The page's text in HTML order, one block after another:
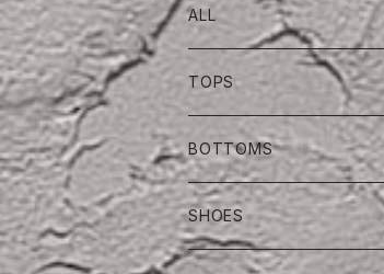
ALL
TOPS
BOTTOMS
SHOES